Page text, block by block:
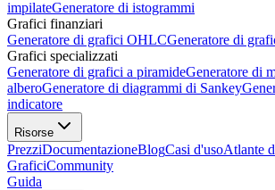
impilateGeneratore di istogrammi
Grafici finanziari
Generatore di grafici OHLCGeneratore di
Grafici specializzati
Generatore di grafici a piramideGeneratore di
alberoGeneratore di diagrammi di Sankey
indicatore
Risorse
PrezziDocumentazioneBlogCasi d'usoAtlante
GraficiCommunity
Guida